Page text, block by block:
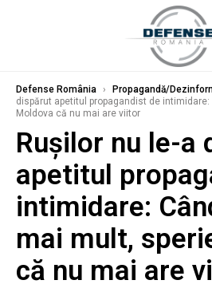
Defense România › Propagandă/
dispărut apetitul propagandist de
Moldova că nu mai are viitor
Rușilor nu le-a
apetitul
intimidare:
mai mult,
că nu mai are